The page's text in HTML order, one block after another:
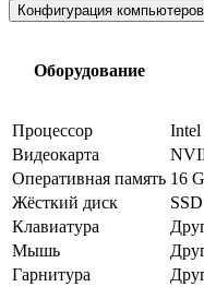
Конфигурация компьютеров
Оборудование
Процессор
Intel
Видеокарта
Оперативная память 16
Жёсткий диск
SSD
Клавиатура
Мышь
Гарнитура